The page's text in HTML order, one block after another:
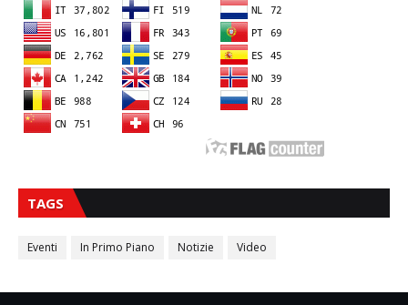
TAGS
Eventi In Primo Piano Notizie Video